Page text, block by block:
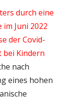
durch eine
Juni 2022
der Covid-
bei Kindern
nach
eines hohen